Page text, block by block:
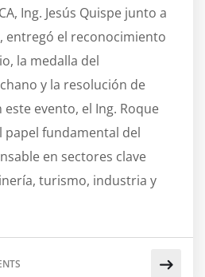
Ing. Jesús Quispe junto a
entregó el reconocimiento
la medalla del
y la resolución de
evento, el Ing. Roque
papel fundamental del
en sectores clave
turismo, industria y